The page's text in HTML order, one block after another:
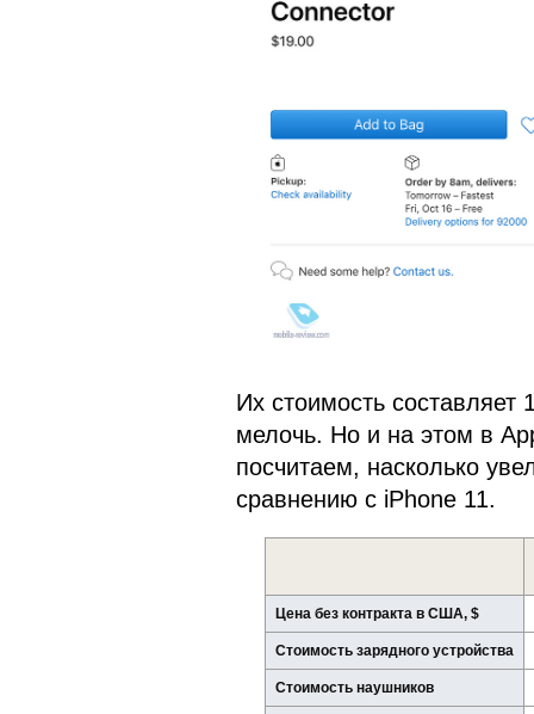
Их стоимость
мелочь. Но и на этом в
посчитаем, насколько
сравнению с iPhone 11.
Цена без контракта в США, $
Стоимость зарядного устройства
Стоимость наушников